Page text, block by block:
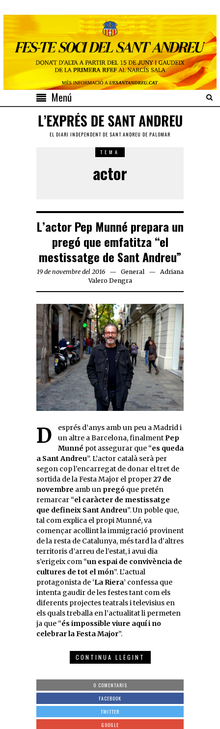
Menú
EL DIARI INDEPENDENT DE SANT ANDREU DE PALOMAR
TEMA
actor
L’actor Pep Munné prepara un
pregó que emfatitza “el
mestissatge de Sant Andreu”
19 de novembre del 2016 General
Adriana
Valero Dengra
Després d’anys amb un peu a Madrid i un altre a Barcelona, finalment Pep
Munné pot assegurar que “es queda
a Sant Andreu”. L’actor català serà per
segon cop l’encarregat de donar el tret de
sortida de la Festa Major el proper27 de
novembre amb un pregó que pretén
remarcar “el caràcter de mestissatge
que defineix Sant Andreu”. Un poble que,
tal com explica el propi Munné, va
començar acollint la immigració provinent
de la resta de Catalunya, més tard la d’altres
territoris d’arreu de l’estat, i avui dia
s’erigeix com “un espai de convivència de
cultures de tot el món”. L’actual
protagonista de ‘La Riera’ confessa que
intenta gaudir de les festes tant com els
diferents projectes teatrals i televisius en
els quals treballa en l’actualitat li permeten
ja que “és impossible viure aquí i no
celebrar la Festa Major”.
CONTINUA LLEGINT
0 COMENTARIS
FACEBOOK
TWITTER
GOOGLE